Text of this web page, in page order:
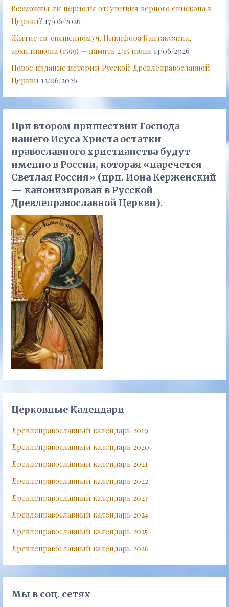
Возможны ли периоды отсутствия верного епископа в
Церкви? 17/06/2026
Житие св. священномуч. Никифора Кантакузина,
архидиакона (1599) — память 2/15 июня 14/06/2026
Новое издание истории Русской Древлеправославной
Церкви 12/06/2026
При втором пришествии Господа
нашего Исуса Христа остатки
православного христианства будут
именно в России, которая «наречется
Светлая Россия» (прп. Иона Керженский
— канонизирован в Русской
Древлеправославной Церкви).
Церковные Календари
Древлеправославный календарь 2019
Древлеправославный календарь 2020
Древлеправославный календарь 2021
Древлеправославный календарь 2022
Древлеправославный календарь 2023
Древлеправославный календарь 2024
Древлеправославный календарь 2025
Древлеправославный календарь 2026
Мы в соц. сетях